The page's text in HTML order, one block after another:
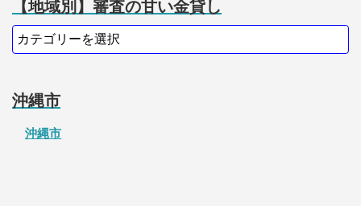
【地域別】審査の甘い金貸し
沖縄市
沖縄市